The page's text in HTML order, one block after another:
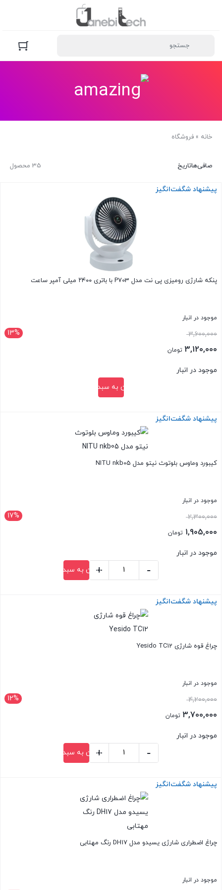
خانه » فروشگاه
35 محصول صافی‌هاتاریخ
پیشنهاد شگفت‌انگیز
پنکه شارژی رومیزی پی نت مدل P703 با باتری ۲۴۰۰ میلی آمپر ساعت
موجود در انبار
13% 3,600,000قیمت
اصلی:
بود.
3,120,000 تومان
موجود در انبار
افزودن به سبد خرید
بستن
پیشنهاد شگفت‌انگیز
کیبورد وماوس بلوتوث نیتو مدل NITU nkb05
موجود در انبار
17% 2,300,000قیمت
اصلی:
بود.
1,905,000 تومان
موجود در انبار
بلوتوث
نیتو
مدل
NITU
-
+
افزودن به سبد خرید
بستن
پیشنهاد شگفت‌انگیز
چراغ قوه شارژی Yesido TC12
موجود در انبار
12% 4,200,000قیمت
اصلی:
بود.
3,700,000 تومان
موجود در انبار
شارژی
Yesido
TC12
عدد
-
+
افزودن به سبد خرید
بستن
پیشنهاد شگفت‌انگیز
چراغ اضطراری شارژی یسیدو مدل DH17 رنگ مهتابی
موجود در انبار